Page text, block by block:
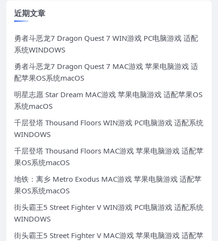
近期文章
勇者斗恶龙7 Dragon Quest 7 WIN游戏 PC电脑游戏 适配
系统WINDOWS
勇者斗恶龙7 Dragon Quest 7 MAC游戏 苹果电脑游戏 适
配苹果OS系统macOS
明星志愿 Star Dream MAC游戏 苹果电脑游戏 适配苹果OS
系统macOS
千层登塔 Thousand Floors WIN游戏 PC电脑游戏 适配系统
WINDOWS
千层登塔 Thousand Floors MAC游戏 苹果电脑游戏 适配苹
果OS系统macOS
地铁：离乡 Metro Exodus MAC游戏 苹果电脑游戏 适配苹
果OS系统macOS
街头霸王5 Street Fighter V WIN游戏 PC电脑游戏 适配系统
WINDOWS
街头霸王5 Street Fighter V MAC游戏 苹果电脑游戏 适配苹